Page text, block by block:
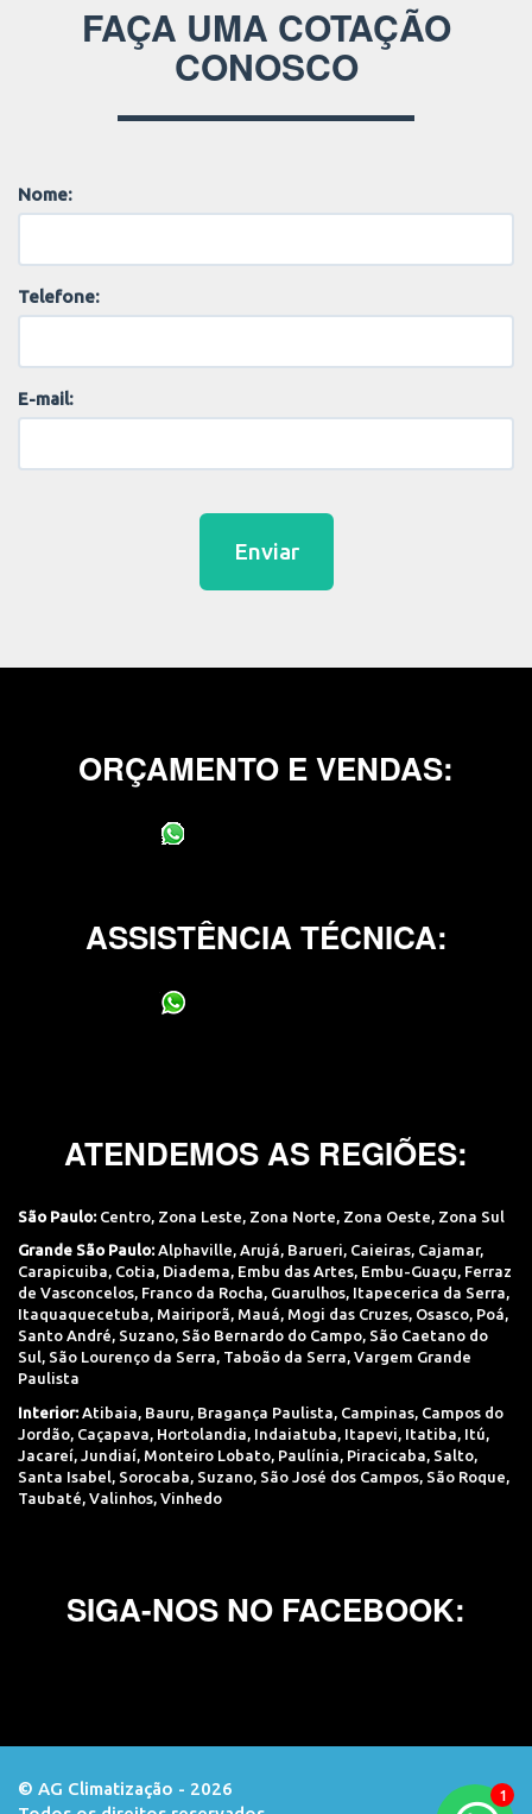
FAÇA UMA COTAÇÃO
CONOSCO
Nome:
Telefone:
E-mail:
Enviar
ORÇAMENTO E VENDAS:
ASSISTÊNCIA TÉCNICA:
ATENDEMOS AS REGIÕES:
São Paulo: Centro, Zona Leste, Zona Norte, Zona Oeste, Zona Sul
Grande São Paulo: Alphaville, Arujá, Barueri, Caieiras, Cajamar,
Carapicuiba, Cotia, Diadema, Embu das Artes, Embu-Guaçu, Ferraz
de Vasconcelos, Franco da Rocha, Guarulhos, Itapecerica da Serra,
Itaquaquecetuba, Mairiporã, Mauá, Mogi das Cruzes, Osasco, Poá,
Santo André, Suzano, São Bernardo do Campo, São Caetano do
Sul, São Lourenço da Serra, Taboão da Serra, Vargem Grande
Paulista
Interior: Atibaia, Bauru, Bragança Paulista, Campinas, Campos do
Jordão, Caçapava, Hortolandia, Indaiatuba, Itapevi, Itatiba, Itú,
Jacareí, Jundiaí, Monteiro Lobato, Paulínia, Piracicaba, Salto,
Santa Isabel, Sorocaba, Suzano, São José dos Campos, São Roque,
Taubaté, Valinhos, Vinhedo
SIGA-NOS NO FACEBOOK:
© AG Climatização - 2026